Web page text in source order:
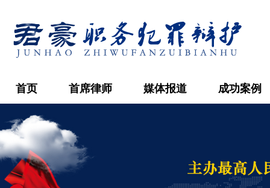
首页 首席律师 媒体报道 成功案例